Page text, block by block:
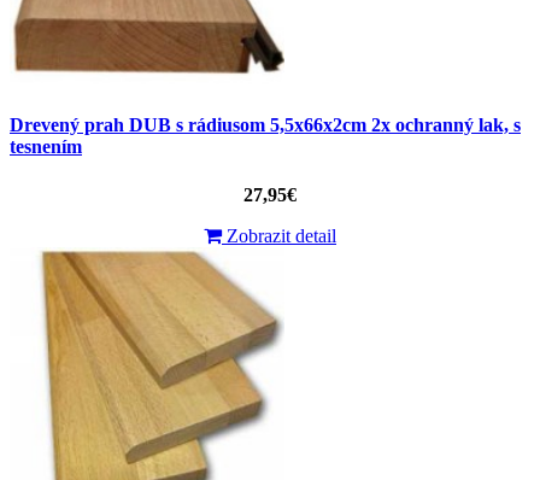
Drevený prah DUB s rádiusom 5,5x66x2cm 2x ochranný lak, s
tesnením
27,95€
Zobrazit detail